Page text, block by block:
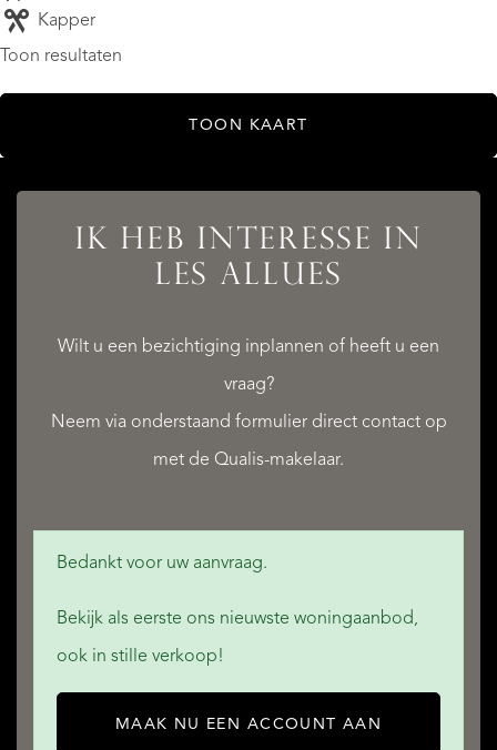
Kapper
Toon resultaten
TOON KAART
IK HEB INTERESSE IN
LES ALLUES
Wilt u een bezichtiging inplannen of heeft u een
vraag?
Neem via onderstaand formulier direct contact op
met de Qualis-makelaar.
Bedankt voor uw aanvraag.
Bekijk als eerste ons nieuwste woningaanbod,
ook in stille verkoop!
MAAK NU EEN ACCOUNT AAN